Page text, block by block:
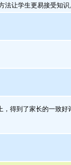
让学生更易接受知识
，得到了家长的一致好